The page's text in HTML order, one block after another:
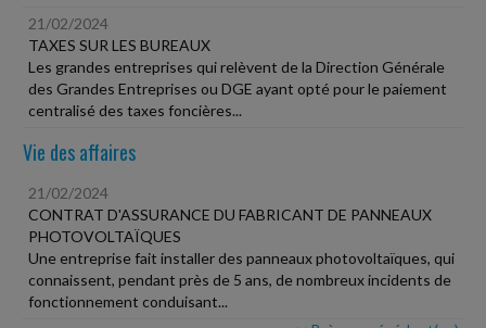
21/02/2024
TAXES SUR LES BUREAUX
Les grandes entreprises qui relèvent de la Direction Générale
des Grandes Entreprises ou DGE ayant opté pour le paiement
centralisé des taxes foncières...
Vie des affaires
21/02/2024
CONTRAT D'ASSURANCE DU FABRICANT DE PANNEAUX
PHOTOVOLTAÏQUES
Une entreprise fait installer des panneaux photovoltaïques, qui
connaissent, pendant près de 5 ans, de nombreux incidents de
fonctionnement conduisant...